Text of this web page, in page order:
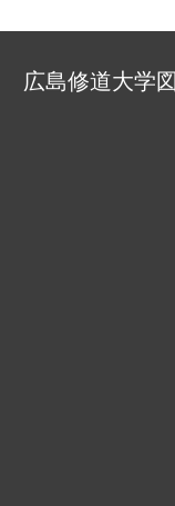
広島修道大学